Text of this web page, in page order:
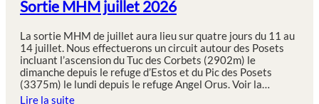
Sortie MHM juillet 2026
La sortie MHM de juillet aura lieu sur quatre jours du 11 au
14 juillet. Nous effectuerons un circuit autour des Posets
incluant l’ascension du Tuc des Corbets (2902m) le
dimanche depuis le refuge d’Estos et du Pic des Posets
(3375m) le lundi depuis le refuge Angel Orus. Voir la…
Lire la suite